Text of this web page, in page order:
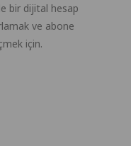
bir dijital hesap
ve abone
için.